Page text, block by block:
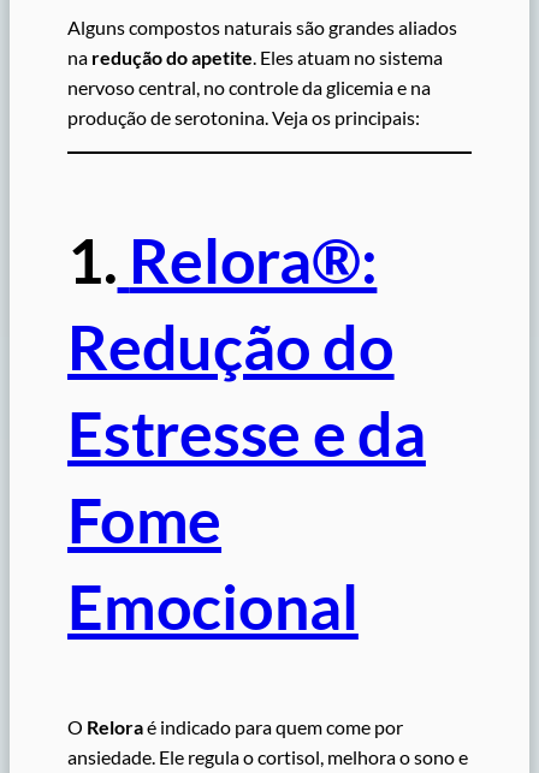
Alguns compostos naturais são grandes aliados
na redução do apetite . Eles atuam no sistema
nervoso central, no controle da glicemia e na
produção de serotonina. Veja os principais:
1. Relora®:
Redução do
Estresse e da
Fome
Emocional
O Reloraé indicado para quem come por
ansiedade. Ele regula o cortisol, melhora o sono e